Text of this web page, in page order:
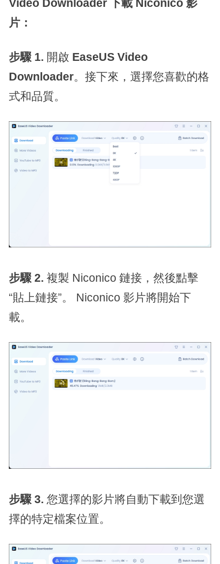
Video Downloader 下載 Niconico 影
片：
步驟 1. 開啟 EaseUS Video
Downloader。接下來，選擇您喜歡的格
式和品質。
步驟 2. 複製 Niconico 鏈接，然後點擊
“貼上鏈接”。 Niconico 影片將開始下
載。
步驟 3. 您選擇的影片將自動下載到您選
擇的特定檔案位置。